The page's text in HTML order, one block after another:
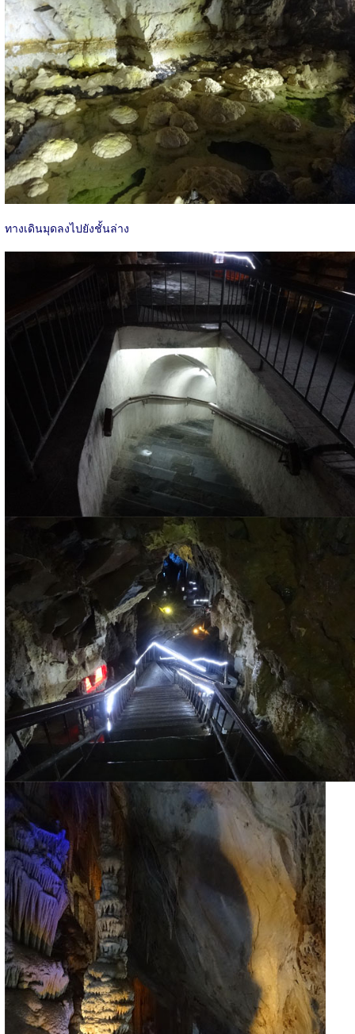
ทางเดินมุดลงไปยังชั้นล่าง